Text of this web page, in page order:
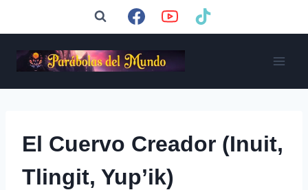
El Cuervo Creador (Inuit,
Tlingit, Yup’ik)